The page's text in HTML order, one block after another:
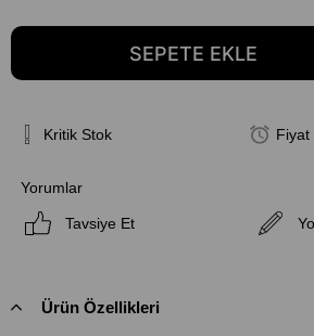
Kritik Stok Fiyat
Yorumlar
Tavsiye Et
Ürün Özellikleri